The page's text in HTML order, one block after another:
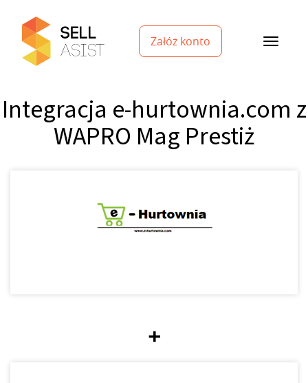
Załóż konto
Integracja e-hurtownia.com z
WAPRO Mag Prestiż
+